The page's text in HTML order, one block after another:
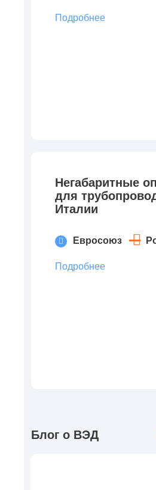
Подробнее
Негабаритные
для
Италии
Евросоюз
Подробнее
Блог о ВЭД